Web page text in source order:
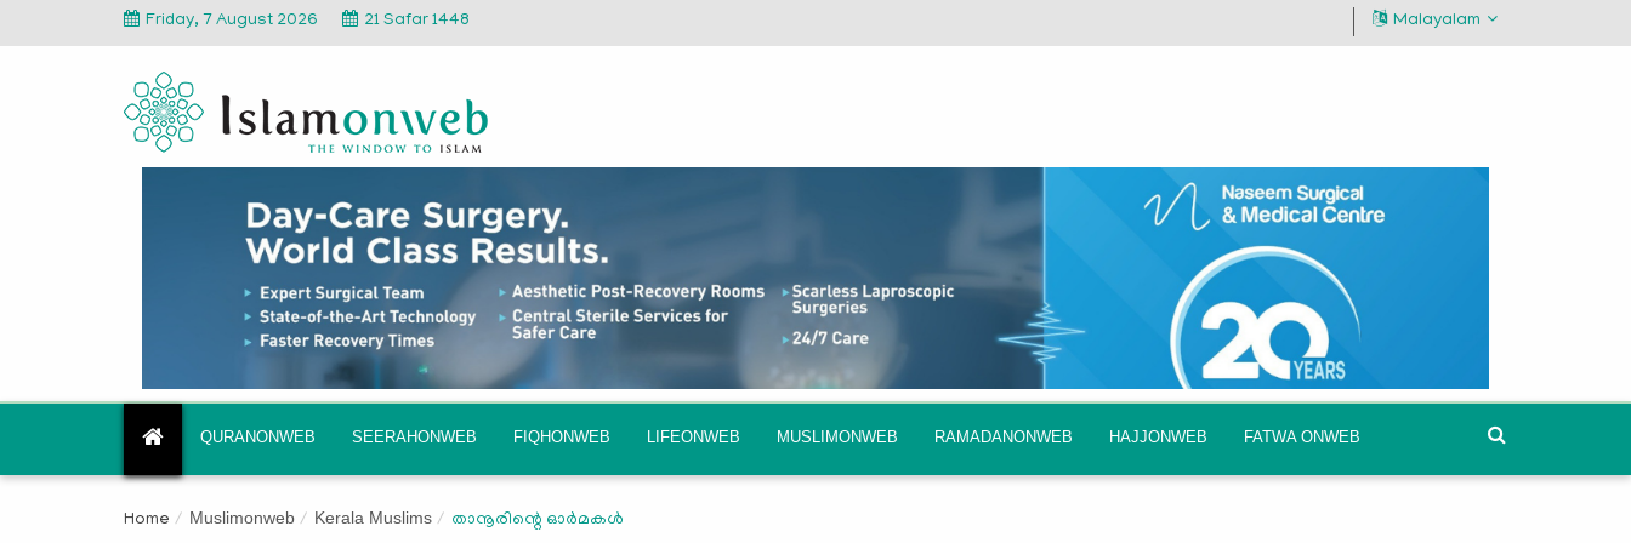
Friday, 7 August 2026 21 Safar 1448 Malayalam
QURANONWEB SEERAHONWEB FIQHONWEB LIFEONWEB MUSLIMONWEB RAMADANONWEB HAJJONWEB FATWA ONWEB
Home Muslimonweb Kerala Muslims താനൂരിന്റെ ഓര്‍മകള്‍